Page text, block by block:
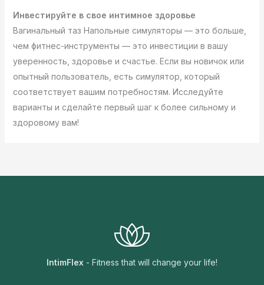
Инвестируйте в свое интимное здоровье
Вагинальный таз Напольные симуляторы — это больше,
чем фитнес-инструменты — это инвестиции в вашу
уверенность, здоровье и счастье. Если вы новичок или
опытный пользователь, есть симулятор, который
соответствует вашим потребностям. Исследуйте
варианты и сделайте первый шаг к более сильному и
здоровому вам!
IntimFlex - Fitness that will change your life!